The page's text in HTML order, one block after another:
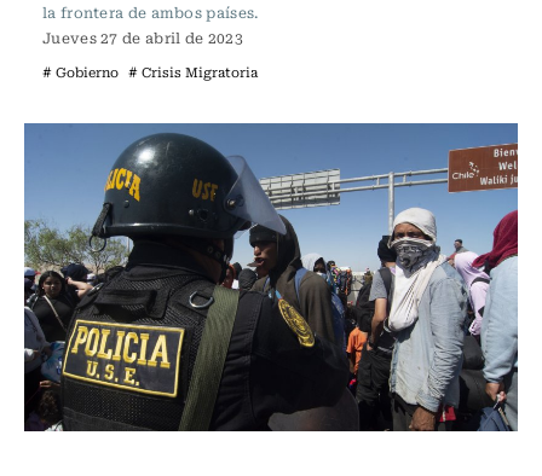
la frontera de ambos países.
Jueves 27 de abril de 2023
# Gobierno # Crisis Migratoria